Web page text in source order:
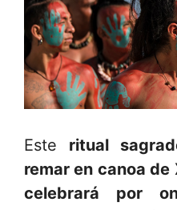
Este ritual
remar en canoa de
celebrará por